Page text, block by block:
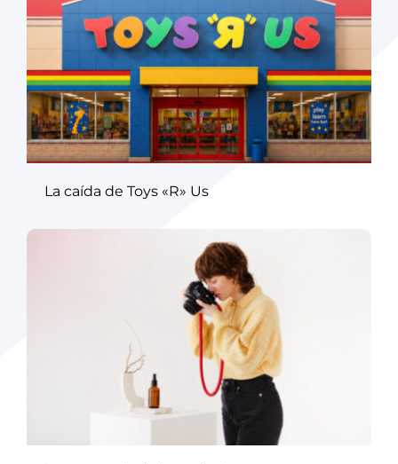
La caída de Toys «R» Us